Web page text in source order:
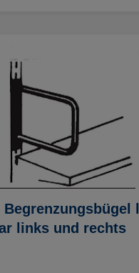
Begrenzungsbügel
links und rechts